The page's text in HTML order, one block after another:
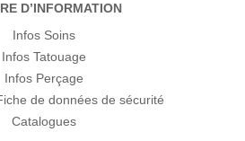
D’INFORMATION
Infos Soins
Infos Tatouage
Infos Perçage
de données de sécurité
Catalogues